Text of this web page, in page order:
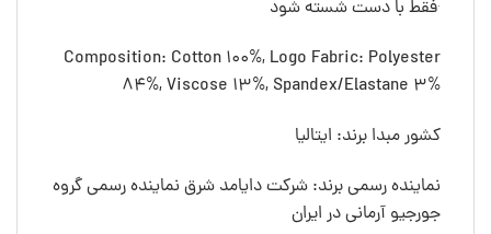
·فقط با دست شسته شود
Composition: Cotton 100%, Logo Fabric: Polyester
84%, Viscose 13%, Spandex/Elastane 3%
کشور مبدا برند: ایتالیا
نماینده رسمی برند: شرکت دایامد شرق نماینده رسمی گروه
جورجیو آرمانی در ایران